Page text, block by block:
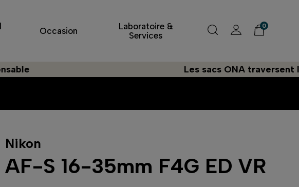
Occasion
Laboratoire &
Services
0
Les sacs ONA traversent
Nikon
AF-S 16-35mm F4G ED VR